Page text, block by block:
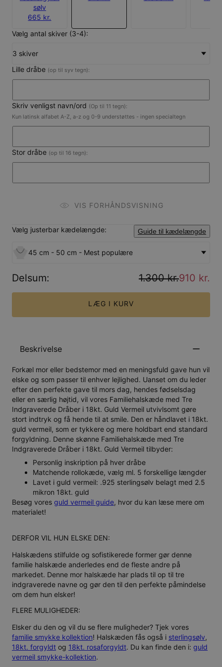
sølv
665 kr.
Vælg antal skiver (3-4):
3 skiver
Lille dråbe (op til syv tegn):
Skriv venligst navn/ord (Op til 11 tegn):
Kun latinsk alfabet A-Z, a-z og 0-9 understøttes - ingen specialtegn
Stor dråbe (op til 16 tegn):
VIS FORHÅNDSVISNING
Vælg justerbar kædelængde: Guide til kædelængde
45 cm - 50 cm - Mest populære
Delsum: 1.300 kr.910 kr.
LÆG I KURV
Beskrivelse
Forkæl mor eller bedstemor med en meningsfuld gave hun vil
elske og som passer til enhver lejlighed. Uanset om du leder
efter den perfekte gave til mors dag, hendes fødselsdag
eller en særlig højtid, vil vores Familiehalskæde med Tre
Indgraverede Dråber i 18kt. Guld Vermeil utvivlsomt gøre
stort indtryk og få hende til at smile. Den er håndlavet i 18kt.
guld vermeil, som er tykkere og mere holdbart end standard
forgyldning. Denne skønne Familiehalskæde med Tre
Indgraverede Dråber i 18kt. Guld Vermeil tilbyder:
Personlig inskription på hver dråbe
Matchende rollokæde, vælg ml. 5 forskellige længder
Lavet i guld vermeil: .925 sterlingsølv belagt med 2.5
mikron 18kt. guld
Besøg vores guld vermeil guide, hvor du kan læse mere om
materialet!
DERFOR VIL HUN ELSKE DEN:
Halskædens stilfulde og sofistikerede former gør denne
familie halskæde anderledes end de fleste andre på
markedet. Denne mor halskæde har plads til op til tre
indgraverede navne og gør den til den perfekte påmindelse
om dem hun elsker!
FLERE MULIGHEDER:
Elsker du den og vil du se flere muligheder? Tjek vores
familie smykke kollektion! Halskæden fås også i sterlingsølv,
18kt. forgyldt og 18kt. rosaforgyldt. Du kan finde den i: guld
vermeil smykke-kollektion.